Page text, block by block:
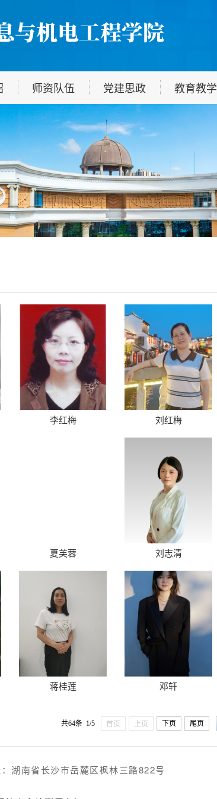
师资队伍 党建思政 教育教学
李红梅 刘红梅
夏芙蓉 刘志清
蒋桂莲 邓轩
共64条 1/5 首页 上页 下页 尾页
南省长沙市岳麓区枫林三路822号